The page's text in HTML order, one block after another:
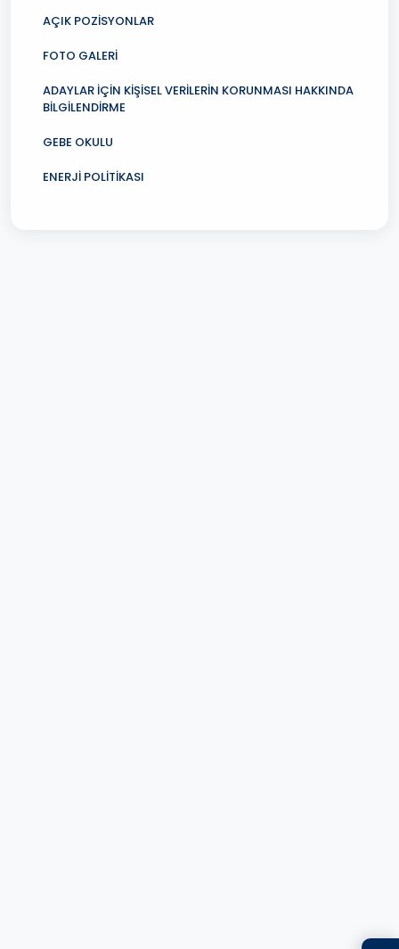
AÇIK POZİSYONLAR
FOTO GALERİ
ADAYLAR İÇİN KİŞİSEL VERİLERİN KORUNMASI HAKKINDA
BİLGİLENDİRME
GEBE OKULU
ENERJİ POLİTİKASI